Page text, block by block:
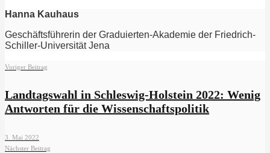
Hanna Kauhaus
Geschäftsführerin der Graduierten-Akademie der Friedrich-
Schiller-Universität Jena
Voriger Beitrag
Landtagswahl in Schleswig-Holstein 2022: Wenig
Antworten für die Wissenschaftspolitik
3. Mai 2022
Nächster Beitrag